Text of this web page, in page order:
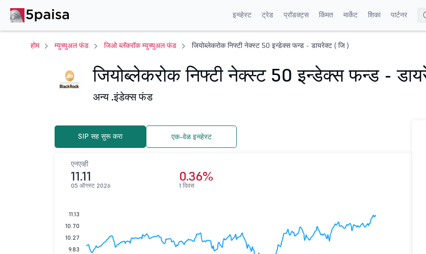
इन्व्हेस्ट ट्रेड प्रॉडक्ट्स किंमत मार्केट शिका पार्टनर
होम म्युच्युअल फंड जिओ ब्लॅकरॉक म्युच्युअल फंड जियोब्लेकरोक निफ्टी नेक्स्ट 50 इन्डेक्स फन्ड - डायरेक्ट ( जि )
जियोब्लेकरोक निफ्टी नेक्स्ट 50 इन्डेक्स फन्ड -
अन्य .इंडेक्स फंड
SIP सह सुरू करा एक-वेळ इन्व्हेस्ट
एनएव्ही
11.11
05 ऑगस्ट 2026
0.36%
1 दिवस
11.13
10.70
10.27
9.83